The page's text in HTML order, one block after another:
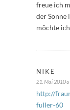
freue ich
der Sonne
möchte
NIKE
21. Mai 2010
http://
fuller-60